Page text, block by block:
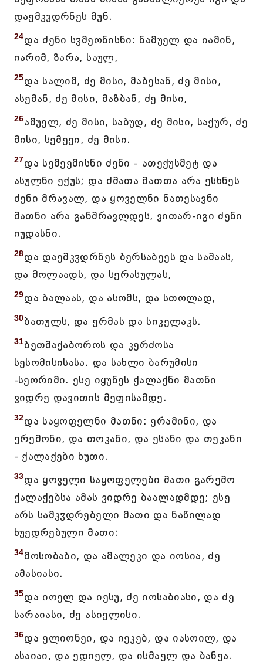
დაემკჳდრნეს მუნ.
24და ძენი სჳმეონისნი: ნამუელ და იამინ,
იარიმ, ზარა, საულ,
25და სალიმ, ძე მისი, მაბესან, ძე მისი,
ასემან, ძე მისი, მაზბან, ძე მისი,
26ამუელ, ძე მისი, საბუდ, ძე მისი, საქურ, ძე
მისი, სემეეი, ძე მისი.
27და სემეემისნი ძენი - ათექუსმეტ და
ასულნი ექუს; და ძმათა მათთა არა ესხნეს
ძენი მრავალ, და ყოველნი ნათესავნი
მათნი არა განმრავლდეს, ვითარ-იგი ძენი
იუდასნი.
28და დაემკჳდრნეს ბერსაბეეს და სამაას,
და მოლაადს, და სერასულას,
29და ბალაას, და ასომს, და სთოლად,
30ბათულს, და ერმას და სიკელაკს.
31ბეთმაქაბოროს და კერძოსა
სესომისისასა. და სახლი ბარუმისი
-სეორიმი. ესე იყუნეს ქალაქნი მათნი
ვიდრე დავითის მეფისამდე.
32და საყოფელნი მათნი: ერამინი, და
ერემონი, და თოკანი, და ესანი და თეკანი
- ქალაქები ხუთი.
33და ყოველი საყოფელები მათი გარემო
ქალაქებსა ამას ვიდრე ბაალადმდე; ესე
არს სამკჳდრებელი მათი და ნაწილად
ხუედრებული მათი:
34მოსობაბი, და ამალეკი და იოსია, ძე
ამასიასი.
35და იოელ და იესუ, ძე იოსაბიასი, და ძე
სარაიასი, ძე ასიელისი.
36და ელიონეი, და იეკებ, და იასოილ, და
ასაიაი, და ედიელ, და ისმაელ და ბანეა.